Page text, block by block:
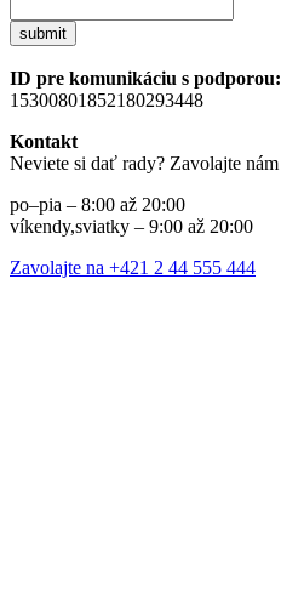
submit
ID pre komunikáciu s podporou:
15300801852180293448
Kontakt
Neviete si dať rady? Zavolajte nám
po–pia – 8:00 až 20:00
víkendy,sviatky – 9:00 až 20:00
Zavolajte na +421 2 44 555 444